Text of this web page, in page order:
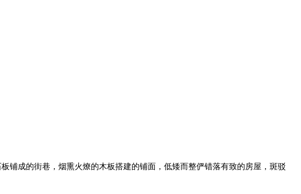
铺成的街巷，烟熏火燎的木板搭建的铺面，低矮而整俨错落有致的房屋，斑驳